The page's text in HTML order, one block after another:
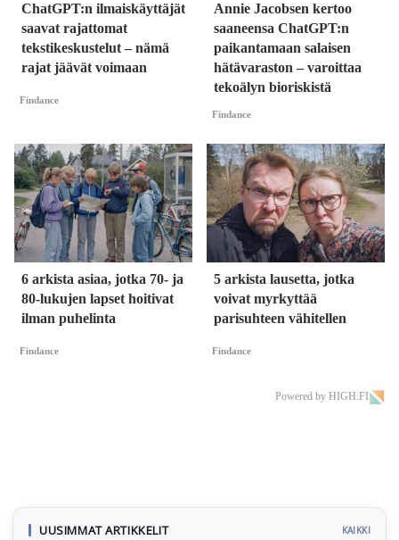
ChatGPT:n ilmaiskäyttäjät
saavat rajattomat
tekstikeskustelut – nämä
rajat jäävät voimaan
Findance
Annie Jacobsen kertoo
saaneensa ChatGPT:n
paikantamaan salaisen
hätävaraston – varoittaa
tekoälyn bioriskistä
Findance
6 arkista asiaa, jotka 70- ja
80-lukujen lapset hoitivat
ilman puhelinta
Findance
5 arkista lausetta, jotka
voivat myrkyttää
parisuhteen vähitellen
Findance
Powered by HIGH.FI
UUSIMMAT ARTIKKELIT KAIKKI